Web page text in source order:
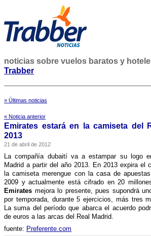
noticias sobre vuelos baratos y
Trabber
» Últimas noticias
« Noticia anterior
Emirates estará en la camiseta del
2013
21 de abril de 2012
La compañí­a dubaití­ va a estampar su logo
Madrid a partir del año 2013. En 2013 expira el
la camiseta merengue con la casa de
2009 y actualmente está cifrado en 20
Emirates mejora lo presente, pues supondrá
por temporada, durante 5 ejercicios, más tres
La suma del perí­odo que abarca el acuerdo
de euros a las arcas del Real Madrid.
fuente: Preferente.com